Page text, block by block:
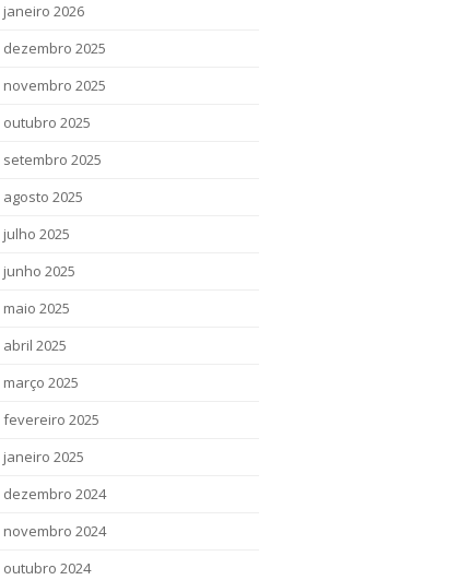
janeiro 2026
dezembro 2025
novembro 2025
outubro 2025
setembro 2025
agosto 2025
julho 2025
junho 2025
maio 2025
abril 2025
março 2025
fevereiro 2025
janeiro 2025
dezembro 2024
novembro 2024
outubro 2024